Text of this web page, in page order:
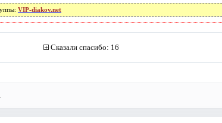
VIP-diakov.net
Сказали спасибо: 16